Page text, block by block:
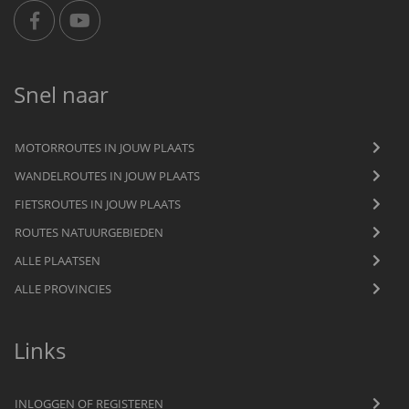
Snel naar
MOTORROUTES IN JOUW PLAATS
WANDELROUTES IN JOUW PLAATS
FIETSROUTES IN JOUW PLAATS
ROUTES NATUURGEBIEDEN
ALLE PLAATSEN
ALLE PROVINCIES
Links
INLOGGEN OF REGISTEREN